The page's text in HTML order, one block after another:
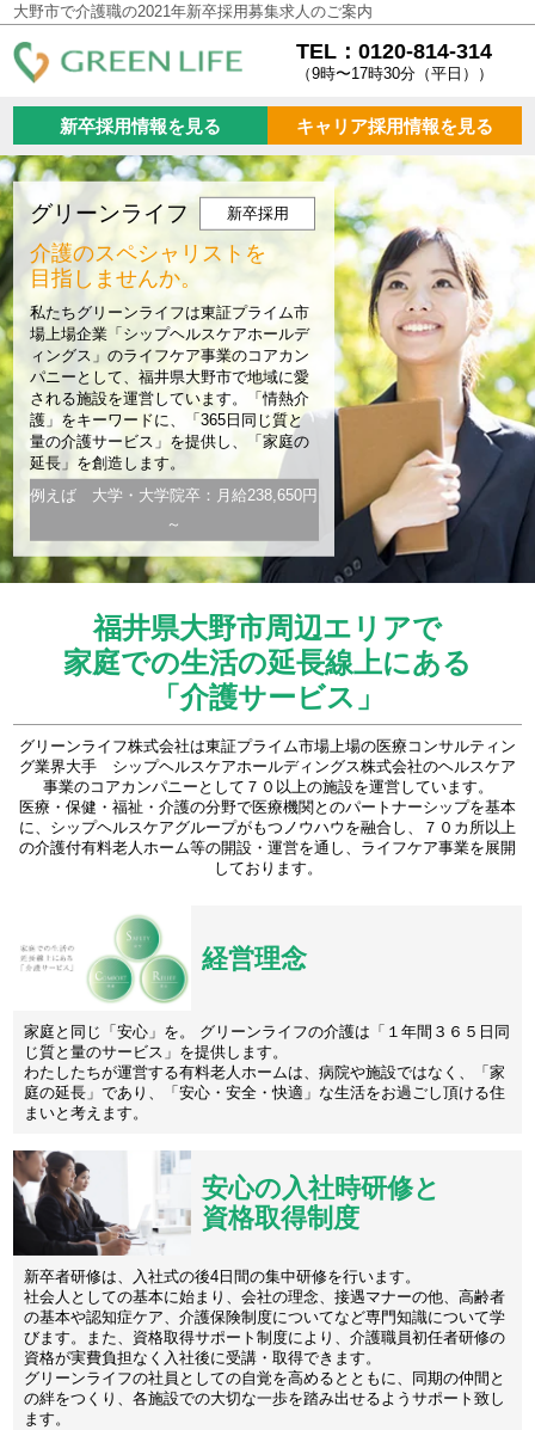
大野市で介護職の2021年新卒採用募集求人のご案内
TEL：0120-814-314
（9時〜17時30分（平日））
新卒採用情報を見る キャリア採用情報を見る
グリーンライフ 新卒採用
介護のスペシャリストを
目指しませんか。
私たちグリーンライフは東証プライム市
場上場企業「シップヘルスケアホールデ
ィングス」のライフケア事業のコアカン
パニーとして、福井県大野市で地域に愛
される施設を運営しています。「情熱介
護」をキーワードに、「365日同じ質と
量の介護サービス」を提供し、「家庭の
延長」を創造します。
例えば 大学・大学院卒：月給238,650円
～
福井県大野市周辺エリアで
家庭での生活の延長線上にある
「介護サービス」
グリーンライフ株式会社は東証プライム市場上場の医療コンサルティン
グ業界大手 シップヘルスケアホールディングス株式会社のヘルスケア
事業のコアカンパニーとして７０以上の施設を運営しています。
医療・保健・福祉・介護の分野で医療機関とのパートナーシップを基本
に、シップヘルスケアグループがもつノウハウを融合し、７０カ所以上
の介護付有料老人ホーム等の開設・運営を通し、ライフケア事業を展開
しております。
経営理念
家庭と同じ「安心」を。 グリーンライフの介護は「１年間３６５日同
じ質と量のサービス」を提供します。
わたしたちが運営する有料老人ホームは、病院や施設ではなく、「家
庭の延長」であり、「安心・安全・快適」な生活をお過ごし頂ける住
まいと考えます。
安心の入社時研修と
資格取得制度
新卒者研修は、入社式の後4日間の集中研修を行います。
社会人としての基本に始まり、会社の理念、接遇マナーの他、高齢者
の基本や認知症ケア、介護保険制度についてなど専門知識について学
びます。また、資格取得サポート制度により、介護職員初任者研修の
資格が実費負担なく入社後に受講・取得できます。
グリーンライフの社員としての自覚を高めるとともに、同期の仲間と
の絆をつくり、各施設での大切な一歩を踏み出せるようサポート致し
ます。